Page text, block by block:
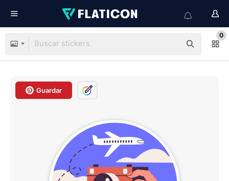
0
Guardar